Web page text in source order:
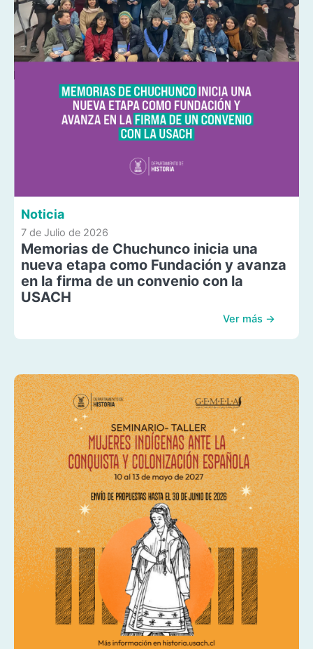
Noticia
7 de Julio de 2026
Memorias de Chuchunco inicia una
nueva etapa como Fundación y avanza
en la firma de un convenio con la
USACH
Ver más →